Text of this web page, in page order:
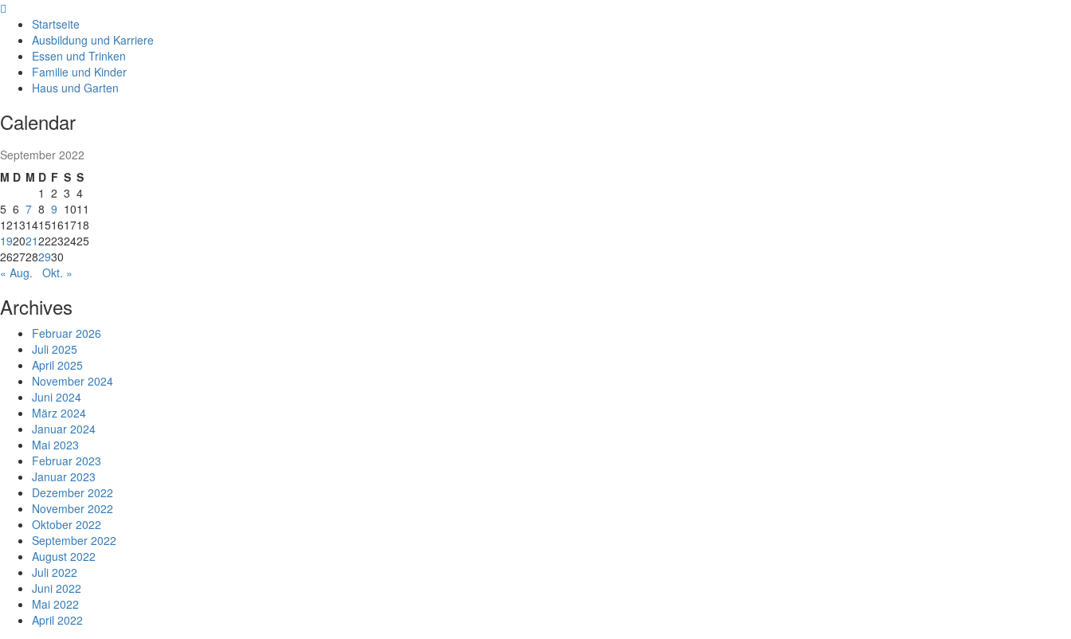
Skip
content
Startseite
Ausbildung und Karriere
Essen und Trinken
Familie und Kinder
Haus und Garten
Calendar
September 2022
M D M D F S S
1 2 3 4
5 6 7 8 9 1011
12131415161718
19202122232425
2627282930
« Aug.
Okt. »
Archives
Februar 2026
Juli 2025
April 2025
November 2024
Juni 2024
März 2024
Januar 2024
Mai 2023
Februar 2023
Januar 2023
Dezember 2022
November 2022
Oktober 2022
September 2022
August 2022
Juli 2022
Juni 2022
Mai 2022
April 2022